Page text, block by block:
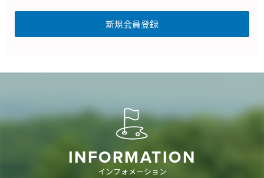
INFORMATION
インフォメーション